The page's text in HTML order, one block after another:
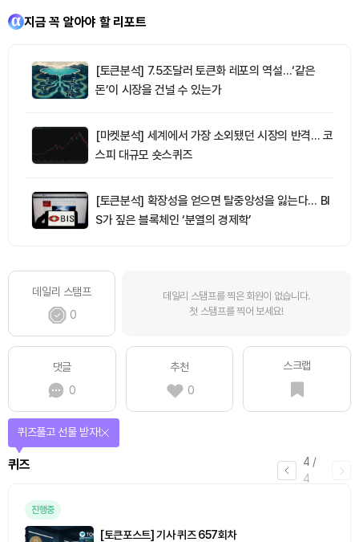
지금 꼭 알아야 할 리포트
[토큰분석] 7.5조달러 토큰화 레포의 역설…‘같은
돈’이 시장을 건널 수 있는가
[마켓분석] 세계에서 가장 소외됐던 시장의 반격… 코
스피 대규모 숏스퀴즈
[토큰분석] 확장성을 얻으면 탈중앙성을 잃는다… BI
S가 짚은 블록체인 ‘분열의 경제학’
데일리 스탬프
0
데일리 스탬프를 찍은 회원이 없습니다.
첫 스탬프를 찍어 보세요!
댓글
0
추천
0
스크랩
4 /
4
퀴즈
퀴즈풀고 선물 받자!
진행중
[토큰포스트] 기사 퀴즈 657회차